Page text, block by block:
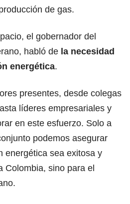
de gas.
el gobernador del
habló de la necesidad
energética.
presentes, desde colegas
líderes empresariales y
en este esfuerzo. Solo a
podemos asegurar
energética sea exitosa y
Colombia, sino para el